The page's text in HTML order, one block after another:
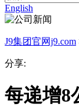
English
J9集团官网j9.com
分享:
每递增8